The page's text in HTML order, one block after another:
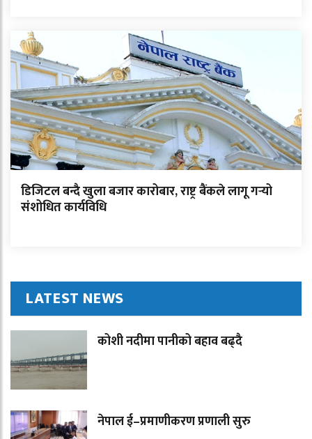
डिजिटल बन्दै खुला बजार कारोबार, राष्ट्र बैंकले लागू गर्‍यो
संशोधित कार्यविधि
LATEST NEWS
कोशी नदीमा पानीको बहाव बढ्दै
नेपाल ई–प्रमाणीकरण प्रणाली सुरु